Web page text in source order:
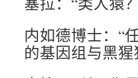
内如德博士：“
的基因组与黑